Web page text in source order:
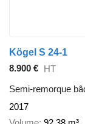
Kögel S 24-1
8.900 €
HT
Semi-remorque
2017